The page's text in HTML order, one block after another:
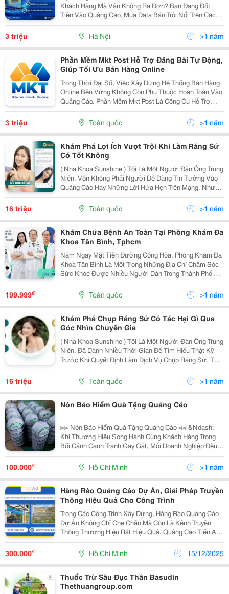
Khách Hàng Mà Vẫn Không Ra Đơn? Bạn Đang Đốt
Tiền Vào Quảng Cáo, Mua Data Bán Trôi Nổi Trên Các
Hội Nhóm Facebook Nhưng Khai Thác Không Hiệu Quả.
Tool Quét Data Khách Hàng Đa Nền Tảng &Ndash;
Vinadata...
3 triệu Hà Nội >1 năm
Phần Mềm Mkt Post Hỗ Trợ Đăng Bài Tự Động,
Giúp Tối Ưu Bán Hàng Online
Trong Thời Đại Số, Việc Xây Dựng Hệ Thống Bán Hàng
Online Bền Vững Không Còn Phụ Thuộc Hoàn Toàn Vào
Quảng Cáo. Phần Mềm Mkt Post Là Công Cụ Hỗ Trợ
Đăng Bài, Chăm Sóc Tài Khoản Và Seeding Hiệu Quả.
Nếu Bạn Đang Tìm Kiếm Một Giải Pháp Toàn Diện, Thì...
3 triệu Toàn quốc >1 năm
Khám Phá Lợi Ích Vượt Trội Khi Làm Răng Sứ
Có Tốt Không
( Nha Khoa Sunshine ) Tôi Là Một Người Đàn Ông Trung
Niên, Vốn Không Phải Người Dễ Dàng Tin Tưởng Vào
Quảng Cáo Hay Những Lời Hứa Hẹn Trên Mạng. Nhưng
Khi Đứng Trước Quyết Định Làm Răng Sứ, Tôi Không
Thể Không Tìm Hiểu Kỹ Càng. Tôi Dành Cả Tuần Trời...
16 triệu Toàn quốc >1 năm
Khám Chữa Bệnh An Toàn Tại Phòng Khám Đa
Khoa Tân Bình, Tphcm
Nằm Ngay Mặt Tiền Đường Cộng Hòa, Phòng Khám Đa
Khoa Tân Bình Là Một Trong Những Địa Chỉ Chăm Sóc
Sức Khỏe Được Nhiều Người Dân Trong Thành Phố Tin
Tưởng Tìm Đến. Không Cần Phải Ồn Ào Quảng Cáo,
Phòng Khám Gây Thiện Cảm Từ Chính Sự Chỉn Chu
Trong...
199.999₫ Toàn quốc >1 năm
Khám Phá Chụp Răng Sứ Có Tác Hại Gì Qua
Góc Nhìn Chuyên Gia
( Nha Khoa Sunshine ) Tôi Là Một Người Đàn Ông Trung
Niên, Đã Dành Nhiều Thời Gian Để Tìm Hiểu Thật Kỹ
Trước Khi Quyết Định Làm Dịch Vụ Chụp Răng Sứ. Thật
Sự, Tôi Không Phải Người Dễ Tin Vào Quảng Cáo Hay
Lời Hứa Hẹn Suông Trên Mạng. Tôi Đã Đọc Hàng...
16 triệu Toàn quốc >1 năm
Nón Bảo Hiểm Quà Tặng Quảng Cáo
≫≫ Nón Bảo Hiểm Quà Tặng Quảng Cáo ≪≪ &Ndash;
Khi Thương Hiệu Song Hành Cùng Khách Hàng Trong
Bối Cảnh Cạnh Tranh Gay Gắt, Mỗi Doanh Nghiệp Đều
Tìm Kiếm Cách Quảng Bá Thương Hiệu Vừa Hiệu Quả,
Vừa Tiết Kiệm. Thay Vì Chỉ Dựa Vào Quảng Cáo...
100.000₫ Hồ Chí Minh >1 năm
Hàng Rào Quảng Cáo Dự Án, Giải Pháp Truyền
Thông Hiệu Quả Cho Công Trình
Trong Các Công Trình Xây Dựng, Hàng Rào Quảng Cáo
Dự Án Không Chỉ Che Chắn Mà Còn Là Kênh Truyền
Thông Thương Hiệu Rất Hiệu Quả. Quảng Cáo Tiến Ad
Là Đơn Vị Chuyên Thi Công Hàng Rào Dự Án, Hàng Rào
Công Trình Với Nhiều Chất Liệu Khác Nhau, Phù Hợp...
300.000₫ Hồ Chí Minh 15/12/2025
Thuốc Trừ Sâu Đục Thân Basudin
Thethuangroup.com